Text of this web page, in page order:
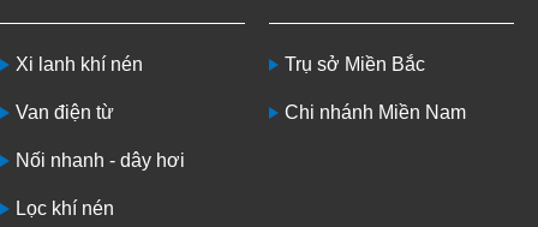
Xi lanh khí nén
Van điện từ
Nối nhanh - dây hơi
Lọc khí nén
Trụ sở Miền Bắc
Chi nhánh Miền Nam